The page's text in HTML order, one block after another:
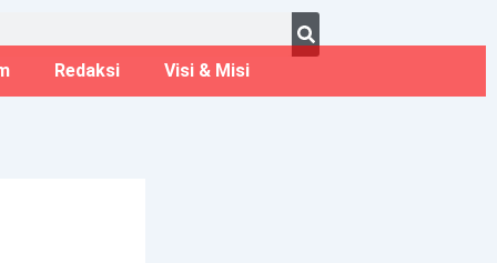
Redaksi Visi & Misi